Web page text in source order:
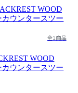
全1商品
WOOD
ウンタースツー